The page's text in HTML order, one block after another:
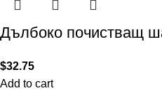
Дълбоко почистващ
$32.75
Add to cart